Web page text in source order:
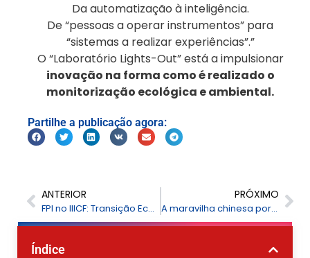
Da automatização à inteligência.
De “pessoas a operar instrumentos” para
“sistemas a realizar experiências”.”
O “Laboratório Lights-Out” está a impulsionar
inovação na forma como é realizado o
monitorização ecológica e ambiental.
Partilhe a publicação agora:
ANTERIOR
FPI no IIICF: Transição Ecológica, Inovação Digital
PRÓXIMO
A maravilha chinesa por trás de cada cheque agroalimentar
Índice